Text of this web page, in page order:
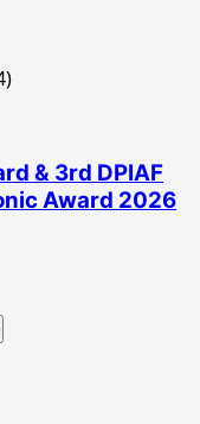
& 3rd DPIAF
Award 2026